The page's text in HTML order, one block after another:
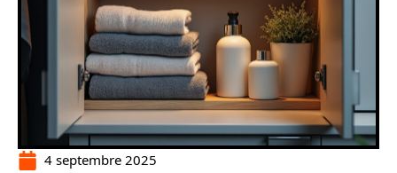
4 septembre 2025